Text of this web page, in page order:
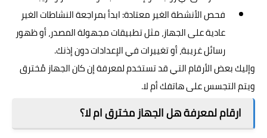
فحص الأنشطة الغير معتادة: ابدأ بمراجعة النشاطات الغير
عادية على الجهاز، مثل تطبيقات مجهولة المصدر، أو ظهور
رسائل غريبة، أو تغييرات في الإعدادات دون إذنك.
وإليك بعض الأرقام التي قد تستخدم لمعرفة إن كان الجهاز مُخترق
ويتم التجسس على هاتفك أم لا.
ارقام لمعرفة هل الجهاز مخترق ام لا؟